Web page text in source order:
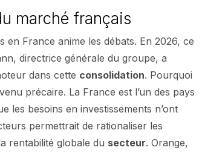
marché français
en France anime les débats. En 2026, ce
directrice générale du groupe, a
dans cette consolidation. Pourquoi
précaire. La France est l’un des pays
les besoins en investissements n’ont
permettrait de rationaliser les
rentabilité globale du secteur. Orange,